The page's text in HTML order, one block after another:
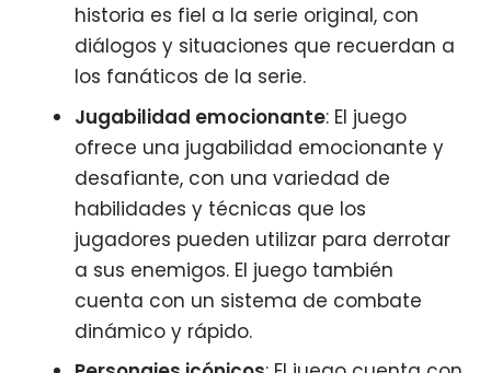
historia es fiel a la serie original, con
diálogos y situaciones que recuerdan a
los fanáticos de la serie.
Jugabilidad emocionante: El juego
ofrece una jugabilidad emocionante y
desafiante, con una variedad de
habilidades y técnicas que los
jugadores pueden utilizar para derrotar
a sus enemigos. El juego también
cuenta con un sistema de combate
dinámico y rápido.